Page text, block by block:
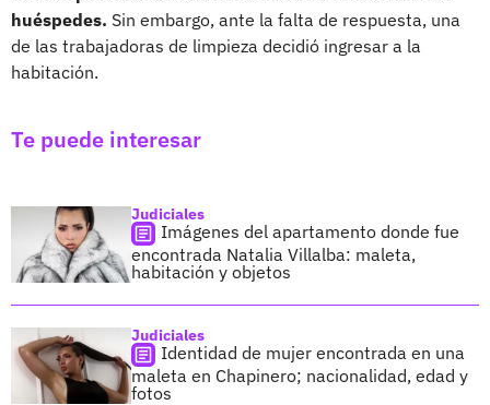
huéspedes. Sin embargo, ante la falta de respuesta, una
de las trabajadoras de limpieza decidió ingresar a la
habitación.
Te puede interesar
Judiciales
Imágenes del apartamento donde fue
encontrada Natalia Villalba: maleta,
habitación y objetos
Judiciales
Identidad de mujer encontrada en una
maleta en Chapinero; nacionalidad, edad y
fotos